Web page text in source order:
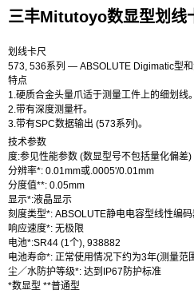
三丰Mitutoyo数显型划线
划线卡尺
573, 536系列 — ABSOLUTE Digimatic型和
特点
1.硬质合金头量爪适于测量工件上的细划线。
2.带有深度测量杆。
3.带有SPC数据输出 (573系列)。
技术参数
度:参见性能参数 (数显型号不包括量化偏差)
分辨率*: 0.01mm或.0005'/0.01mm
分度值**: 0.05mm
显示*:液晶显示
刻度类型*: ABSOLUTE静电电容型线性编
响应速度*: 无极限
电池*:SR44 (1个), 938882
电池寿命*: 正常使用情况下约为3年(测量范
尘／水防护等级*: 达到IP67防护标准
*数显型 **普通型